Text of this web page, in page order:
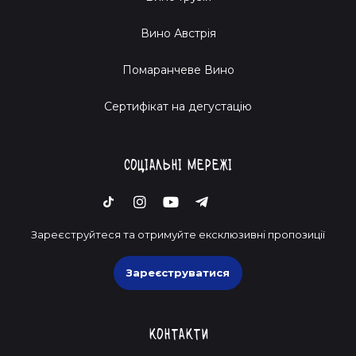
Вино Австрія
Помаранчеве Вино
Cертифікат на дегустацію
Соціальні мережі
Зареєструйтеся та отримуйте ексклюзивні пропозиції
Зареєструватися
Контакти